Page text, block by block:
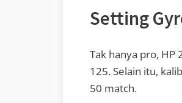
Setting
Tak hanya pro, HP
125. Selain itu,
50 match.